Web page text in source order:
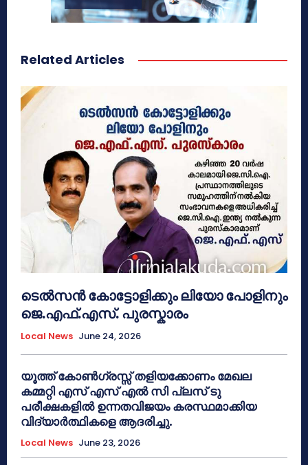
Related Articles
ടെൽസൻ കോട്ടോളിക്കും ലിയോ പോളിനും
ജെ.എഫ്.എസ്. പുരസ്കാരം
Local News June 24, 2026
യൂത്ത് കോൺഗ്രസ്സ് തളിയക്കോണം മേഖല
കമ്മറ്റി എസ് എസ് എൽ സി പ്ലസ് ടു
പരീക്ഷകളിൽ ഉന്നതവിജയം കരസ്ഥമാക്കിയ
വിദ്യാർത്ഥികളെ ആദരിച്ചു.
Local News June 23, 2026